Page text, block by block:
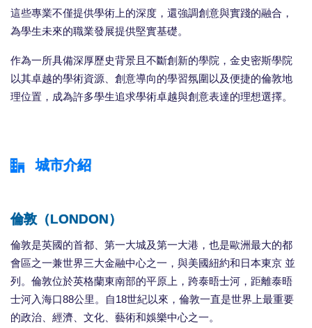
這些專業不僅提供學術上的深度，還強調創意與實踐的融合，
為學生未來的職業發展提供堅實基礎。
作為一所具備深厚歷史背景且不斷創新的學院，金史密斯學院
以其卓越的學術資源、創意導向的學習氛圍以及便捷的倫敦地
理位置，成為許多學生追求學術卓越與創意表達的理想選擇。
城市介紹
倫敦（LONDON）
倫敦是英國的首都、第一大城及第一大港，也是歐洲最大的都
會區之一兼世界三大金融中心之一，與美國紐約和日本東京 並
列。倫敦位於英格蘭東南部的平原上，跨泰晤士河，距離泰晤
士河入海口88公里。自18世紀以來，倫敦一直是世界上最重要
的政治、經濟、文化、藝術和娛樂中心之一。